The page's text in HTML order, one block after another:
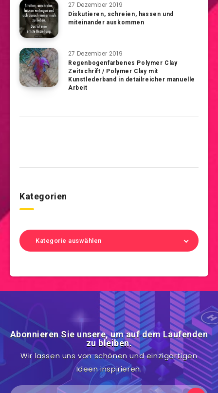
27 Dezember 2019
Diskutieren, schreien, hassen und
miteinander auskommen
27 Dezember 2019
Regenbogenfarbenes Polymer Clay
Zeitschrift / Polymer Clay mit
Kunstlederband in detailreicher manuelle
Arbeit
Kategorien
Kategorie auswählen
Abonnieren Sie unsere, um auf dem Laufenden
zu bleiben.
Wir lassen uns von schönen und einzigartigen
Ideen inspirieren.